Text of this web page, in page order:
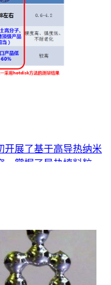
开展了基于高导热纳米
掌握了导热填料粒子